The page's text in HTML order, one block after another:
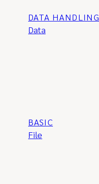
DATA HANDLING
Data
BASIC
File